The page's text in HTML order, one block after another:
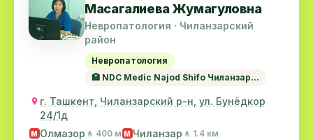
Масагалиева Жумагуловна
Невропатология · Чиланзарский
район
Невропатология
🏥 NDC Medic Najod Shifo Чиланзар...
г. Ташкент, Чиланзарский р-н, ул. Бунёдкор
24/1д
M Олмазор 🚶 400 м M Чиланзар 🚶 1.4 км